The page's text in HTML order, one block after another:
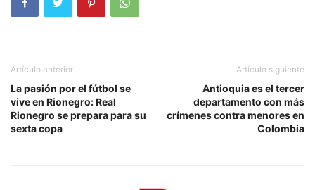
Artículo anterior
La pasión por el fútbol se
vive en Rionegro: Real
Rionegro se prepara para su
sexta copa
Artículo siguiente
Antioquia es el tercer
departamento con más
crímenes contra menores en
Colombia